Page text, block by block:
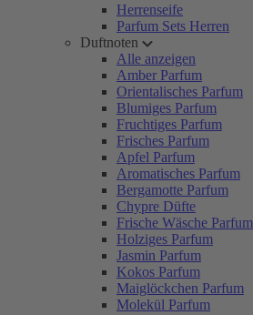
Herrenseife
Parfum Sets Herren
Duftnoten
Alle anzeigen
Amber Parfum
Orientalisches Parfum
Blumiges Parfum
Fruchtiges Parfum
Frisches Parfum
Apfel Parfum
Aromatisches Parfum
Bergamotte Parfum
Chypre Düfte
Frische Wäsche Parfum
Holziges Parfum
Jasmin Parfum
Kokos Parfum
Maiglöckchen Parfum
Molekül Parfum